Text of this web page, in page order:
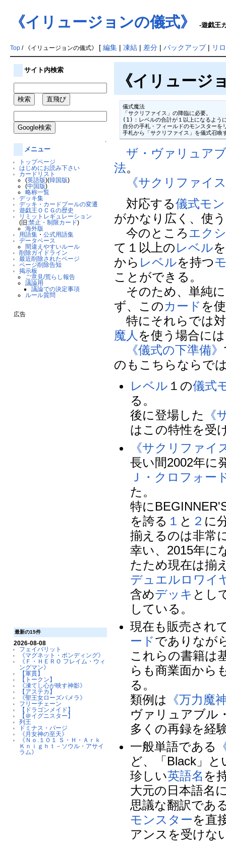
《イリュージョンの儀式》 -遊戯王
Top/ 《イリュージョンの儀式》 [ 編集| 凍結| 差分| バックアップ| リ
サイト内検索
↑
メニュー
トップページ
はじめにお読み下さい
カードリスト
(英語版)(韓国版)
(中国版)
略称一覧
デッキ集
デッキ・カードプールの変遷
遊戯王ＯＣＧの歴史
リミットレギュレーション
(旧:禁止・制限カード)
海外版
用語集 ・公式用語集
データベース
間違えやすいルール
削除ガイドライン
最近削除されたページ
ページ削除告知
掲示板
ご意見/荒らし報告
議論用
議論での決定事項
ルール質問
広告
最新の15件
2026-08-08
フェイバリット
《マグネット・ボンディング》
《Ｆ・ＨＥＲＯ フレイム・ウィ
ングマン》
【軍貫】
【トークン】
《凍てし心が映す神影》
【アステカ】
《聖王女ローズパメラ》
フリーチェーン
【ドラゴンメイド】
【＠イグニスター】
列王
ドミナス・パージ
《月女神の至天》
《Ｎｏ.１０１ Ｓ・Ｈ・Ａｒｋ
Ｋｎｉｇｈｔ－ソウル・アサイ
ラム》
《イリュージ
儀式魔法
「サクリファイス」の降臨に必要。
(1)：レベルの合計が１以上になるよう
自分の手札・フィールドのモンスターを
手札から「サクリファイス」を儀式召喚
ザ・ヴァリュア
法。
《サクリファイ
対応する儀式モ
がかなり広く、使う
今のところエク
て１以上のレベル
から レベルを持つ
ことができる。
そのため、単純に
ず、このカード を
特にそれらでは
魔人 を使う場合に
《儀式の下準備》
のもこちらならで
レベル １の儀式
る。
後に登場した
《
はこの特性を受
《サクリファイ
長い間2002年に
Ｊ・クロフォー
た。
特に
を誇る １ と ２ に
揃えるのは非常
幸い、2015年に
たため現在は揃
デュエルロワイ
含めデッキ とし
している。
現在も販売され
ードでありなが
これらの書籍は
らも商業面から
る。
類例は 《万力魔
ヴァリュアブル
多くの再録を経
一般単語である
ど、「Black」
珍しい英語名 を
大元の日本語名
思議な翻訳であ
モンスターを直
アンスを受けな